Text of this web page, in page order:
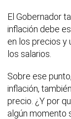
El Gobernador
inflación debe
en los precios y
los salarios.
Sobre ese
inflación,
precio. ¿Y por
algún momento